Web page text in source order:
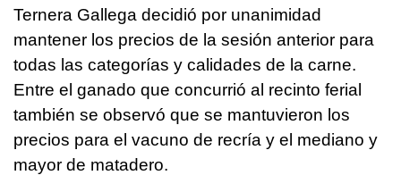
Ternera Gallega decidió por unanimidad
mantener los precios de la sesión anterior para
todas las categorías y calidades de la carne.
Entre el ganado que concurrió al recinto ferial
también se observó que se mantuvieron los
precios para el vacuno de recría y el mediano y
mayor de matadero.